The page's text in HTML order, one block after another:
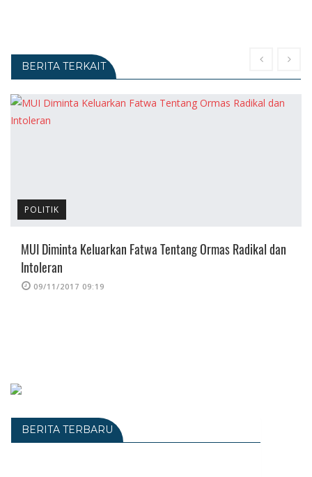
BERITA TERKAIT
POLITIK
MUI Diminta Keluarkan Fatwa Tentang Ormas Radikal dan
Intoleran
09/11/2017 09:19
BERITA TERBARU